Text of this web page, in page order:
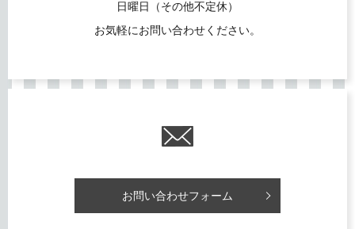
日曜日（その他不定休）
お気軽にお問い合わせください。
お問い合わせフォーム